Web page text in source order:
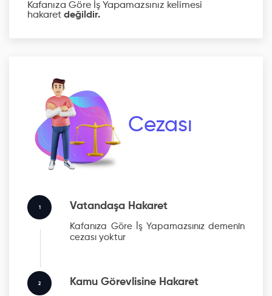
Kafanıza Göre İş Yapamazsınız kelimesi
hakaret değildir.
Cezası
1 Vatandaşa Hakaret
Kafanıza Göre İş Yapamazsınızdemenin
cezası yoktur
2 Kamu Görevlisine Hakaret